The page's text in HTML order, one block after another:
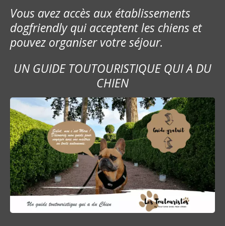
Vous avez accès aux établissements
dogfriendly qui acceptent les chiens et
pouvez organiser votre séjour.
UN GUIDE TOUTOURISTIQUE QUI A DU
CHIEN